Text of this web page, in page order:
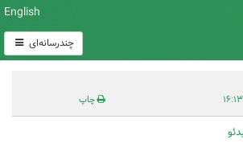
English
چندرسانه‌ای
چاپ